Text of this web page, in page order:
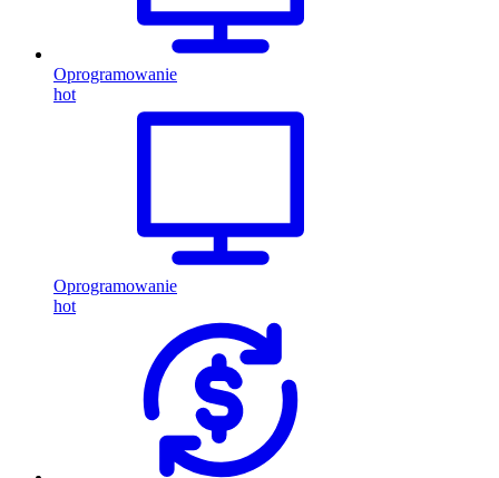
Oprogramowanie
hot
Oprogramowanie
hot